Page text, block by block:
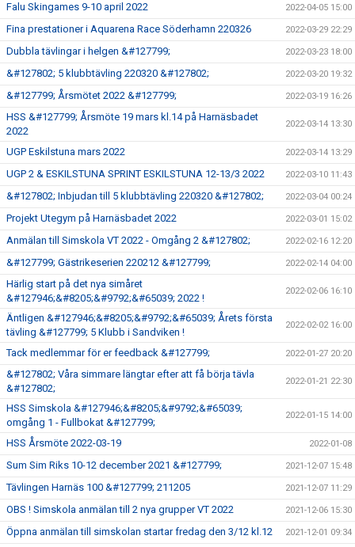
Falu Skingames 9-10 april 2022 2022-04-05 15:00
Fina prestationer i Aquarena Race Söderhamn 220326 2022-03-29 22:29
Dubbla tävlingar i helgen &#127799; 2022-03-23 18:00
&#127802; 5 klubbtävling 220320 &#127802; 2022-03-20 19:32
&#127799; Årsmötet 2022 &#127799; 2022-03-19 16:26
HSS &#127799; Årsmöte 19 mars kl.14 på Harnäsbadet
2022
2022-03-14 13:30
UGP Eskilstuna mars 2022 2022-03-14 13:29
UGP 2 & ESKILSTUNA SPRINT ESKILSTUNA 12-13/3 2022 2022-03-10 11:43
&#127802; Inbjudan till 5 klubbtävling 220320 &#127802; 2022-03-04 00:24
Projekt Utegym på Harnäsbadet 2022 2022-03-01 15:02
Anmälan till Simskola VT 2022 - Omgång 2 &#127802; 2022-02-16 12:20
&#127799; Gästrikeserien 220212 &#127799; 2022-02-14 04:00
Härlig start på det nya simåret
&#127946;&#8205;&#9792;&#65039; 2022 !
2022-02-06 16:10
Äntligen &#127946;&#8205;&#9792;&#65039; Årets första
tävling &#127799; 5 Klubb i Sandviken !
2022-02-02 16:00
Tack medlemmar för er feedback &#127799; 2022-01-27 20:20
&#127802; Våra simmare längtar efter att få börja tävla
&#127802;
2022-01-21 22:30
HSS Simskola &#127946;&#8205;&#9792;&#65039;
omgång 1 - Fullbokat &#127799;
2022-01-15 14:00
HSS Årsmöte 2022-03-19 2022-01-08
Sum Sim Riks 10-12 december 2021 &#127799; 2021-12-07 15:48
Tävlingen Harnäs 100 &#127799; 211205 2021-12-07 11:29
OBS ! Simskola anmälan till 2 nya grupper VT 2022 2021-12-06 15:30
Öppna anmälan till simskolan startar fredag den 3/12 kl.12 2021-12-01 09:34